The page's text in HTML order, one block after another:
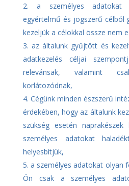
a személyes adatokat
egyértelmű és jogszerű célból
kezeljük a célokkal össze nem
az általunk gyűjtött és
adatkezelés céljai
relevánsak, valamint
korlátozódnak,
Cégünk minden észszerű
érdekében, hogy az általunk
szükség esetén
személyes adatokat
helyesbítjük,
a személyes adatokat olyan
Ön csak a személyes